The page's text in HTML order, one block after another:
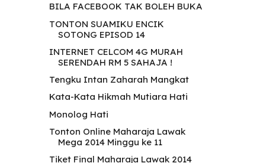
BILA FACEBOOK TAK BOLEH BUKA
TONTON SUAMIKU ENCIK
SOTONG EPISOD 14
INTERNET CELCOM 4G MURAH
SERENDAH RM 5 SAHAJA !
Tengku Intan Zaharah Mangkat
Kata-Kata Hikmah Mutiara Hati
Monolog Hati
Tonton Online Maharaja Lawak
Mega 2014 Minggu ke 11
Tiket Final Maharaja Lawak 2014